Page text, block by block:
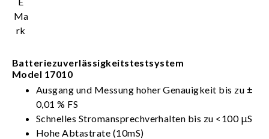
Batteriezuverlässigkeitstestsystem
Model 17010
Ausgang und Messung hoher Genauigkeit bis zu ±
0,01 % FS
Schnelles Stromansprechverhalten bis zu <100 μS
Hohe Abtastrate (10mS)